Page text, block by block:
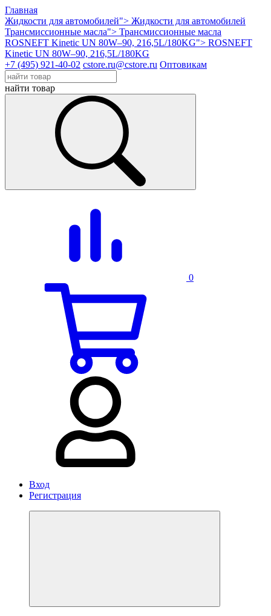
Главная
Жидкости для автомобилей"> Жидкости для автомобилей
Трансмиссионные масла"> Трансмиссионные масла
ROSNEFT Kinetic UN 80W–90, 216,5L/180KG"> ROSNEFT
Kinetic UN 80W–90, 216,5L/180KG
+7 (495) 921-40-02 cstore.ru@cstore.ru Оптовикам
найти товар
0
Вход
Регистрация